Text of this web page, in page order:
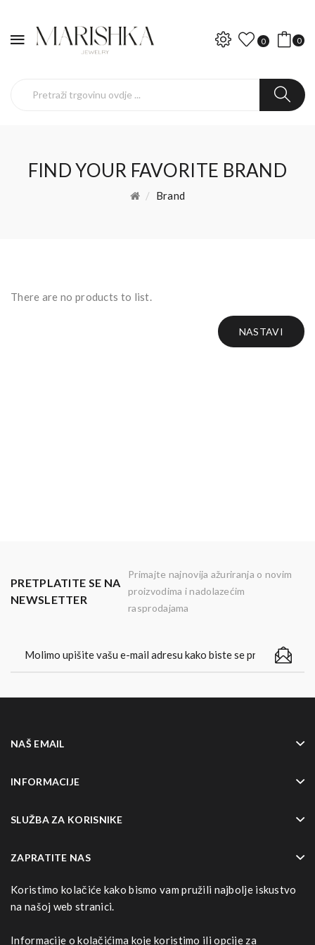
0 0
FIND YOUR FAVORITE BRAND
Brand
There are no products to list.
NASTAVI
PRETPLATITE SE NA
NEWSLETTER
Primajte najnovija ažuriranja o novim
proizvodima i nadolazećim
rasprodajama
NAŠ EMAIL
INFORMACIJE
SLUŽBA ZA KORISNIKE
ZAPRATITE NAS
NAČINI NAPLATE
Koristimo kolačiće kako bismo vam pružili najbolje iskustvo
na našoj web stranici.
Informacije o kolačićima koje koristimo ili opcije za